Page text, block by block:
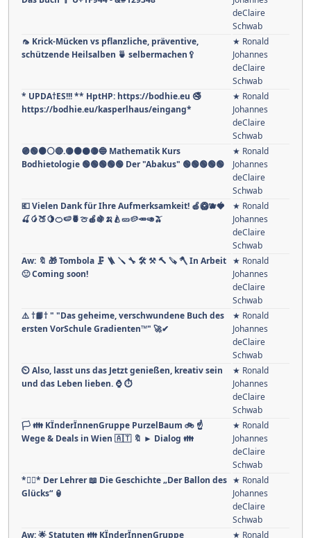
Johannes
deClaire
Schwab
🥄Titel: "Der vegetarische Silberlöffel" Einleitung:
★ Ronald
Johannes
deClaire
Schwab
🦟 Krick-Mücken vs pflanzliche, präventive,
★ Ronald
Johannes
deClaire
Schwab
* UPDA†ES!!! ** HptHP: https://bodhie.eu 🚭
★ Ronald
Johannes
deClaire
Schwab
🟣🟢🟠⚪🔴.🟡🟤⚫🟡🔵 Mathematik Kurs
★ Ronald
Johannes
deClaire
Schwab
💶 Vielen Dank für Ihre Aufmerksamkeit! 🍏🥝🫐🍓
★ Ronald
Johannes
deClaire
Schwab
Aw: 🔖 🎁 Tombola 🗜 🪜 🪛 🔧 🛠 ⚒ 🔨 🪚 🪓 In Arbeit
★ Ronald
Johannes
deClaire
Schwab
⚠️ †📙† " "Das geheime, verschwundene Buch des
★ Ronald
Johannes
deClaire
Schwab
⏲ Also, lasst uns das Jetzt genießen, kreativ sein
★ Ronald
Johannes
deClaire
Schwab
🏳 👪 KÏnderÏnnenGruppe PurzelBaum 🚲 ☝
★ Ronald
Johannes
deClaire
Schwab